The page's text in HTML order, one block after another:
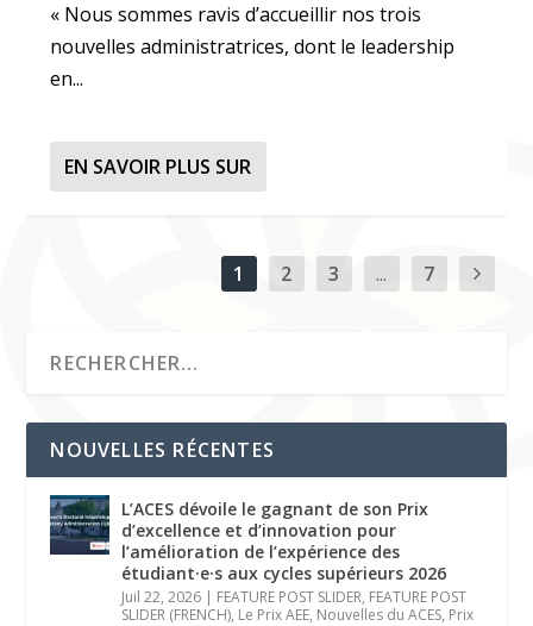
« Nous sommes ravis d’accueillir nos trois
nouvelles administratrices, dont le leadership
en...
EN SAVOIR PLUS SUR
1 2 3 ... 7
NOUVELLES RÉCENTES
L’ACES dévoile le gagnant de son Prix
d’excellence et d’innovation pour
l’amélioration de l’expérience des
étudiant·e·s aux cycles supérieurs 2026
Juil 22, 2026 | FEATURE POST SLIDER, FEATURE POST
SLIDER (FRENCH), Le Prix AEE, Nouvelles du ACES, Prix